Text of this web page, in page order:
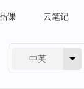
课 云笔记
中英